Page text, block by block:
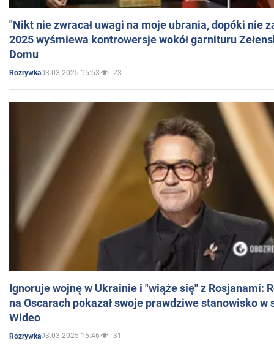
"Nikt nie zwracał uwagi na moje ubrania, dopóki nie
2025 wyśmiewa kontrowersje wokół garnituru
Domu
Rozrywka03.03.2025 15:53 23
Ignoruje wojnę w Ukrainie i "wiąże się" z Rosjanami:
na Oscarach pokazał swoje prawdziwe stanowisko w
Wideo
Rozrywka03.03.2025 15:46 31